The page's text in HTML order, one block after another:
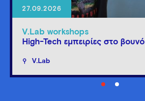
27.09.2026
V.Lab workshops
High-Tech εμπειρίες στο βουνό
V.Lab